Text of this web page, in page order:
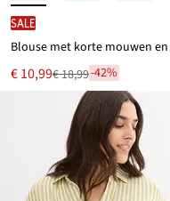
SALE
Nu
voor
€ 10,99
Van € 18,99-42%